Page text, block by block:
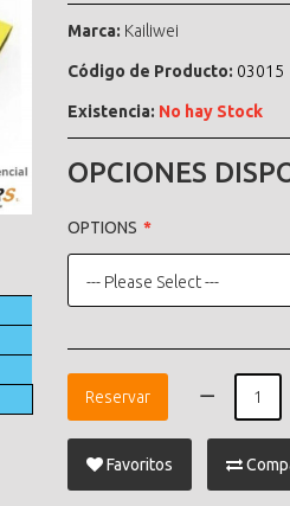
Marca: Kailiwei
Código de Producto: 03015
Existencia: No hay Stock
OPCIONES
OPTIONS
--- Please Select ---
Reservar
Favoritos